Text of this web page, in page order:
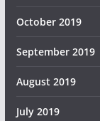
October 2019
September 2019
August 2019
July 2019